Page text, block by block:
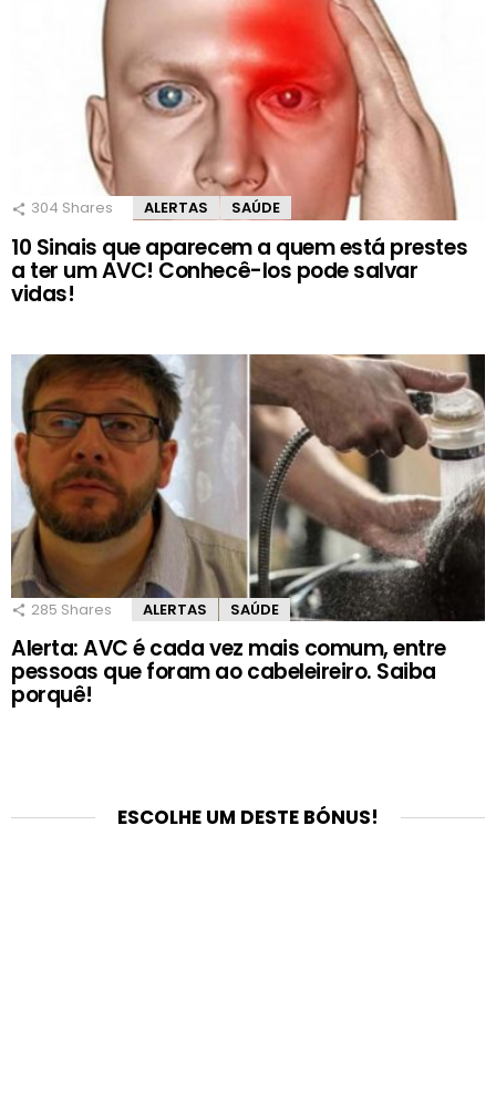
304 Shares ALERTAS SAÚDE
10 Sinais que aparecem a quem está prestes
a ter um AVC! Conhecê-los pode salvar
vidas!
285 Shares ALERTAS SAÚDE
Alerta: AVC é cada vez mais comum, entre
pessoas que foram ao cabeleireiro. Saiba
porquê!
ESCOLHE UM DESTE BÓNUS!